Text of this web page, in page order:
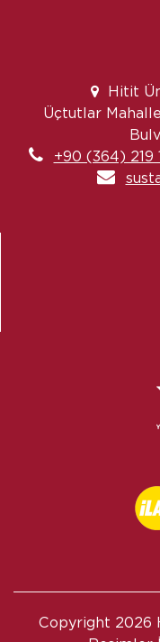
Hitit
Üçtutlar
+90 (364) 219
Copyright 2026